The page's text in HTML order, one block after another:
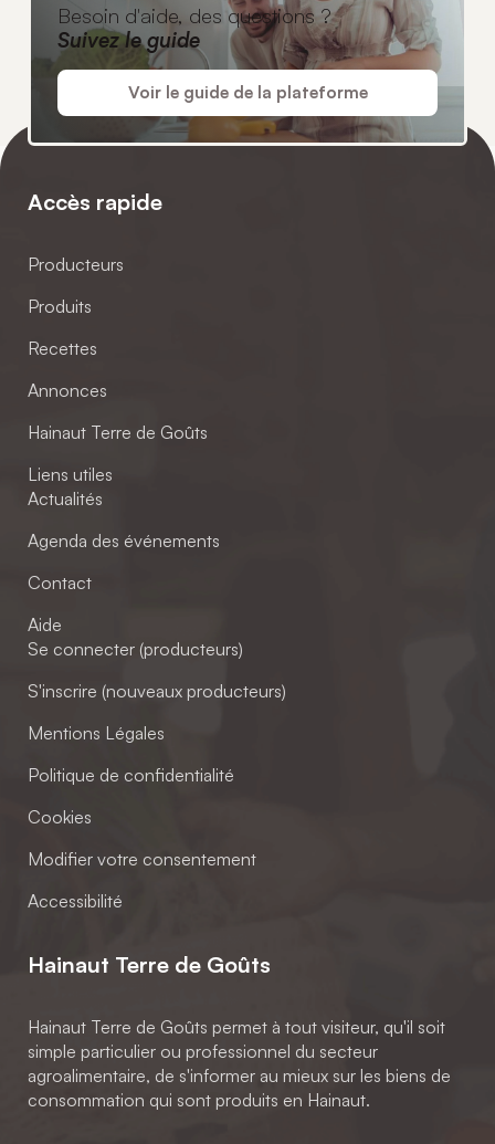
Besoin d'aide, des questions ?
Suivez le guide
Voir le guide de la plateforme
Accès rapide
Producteurs
Produits
Recettes
Annonces
Hainaut Terre de Goûts
Liens utiles
Actualités
Agenda des événements
Contact
Aide
Se connecter (producteurs)
S'inscrire (nouveaux producteurs)
Mentions Légales
Politique de confidentialité
Cookies
Modifier votre consentement
Accessibilité
Hainaut Terre de Goûts
Hainaut Terre de Goûts permet à tout visiteur, qu'il soit
simple particulier ou professionnel du secteur
agroalimentaire, de s'informer au mieux sur les biens de
consommation qui sont produits en Hainaut.